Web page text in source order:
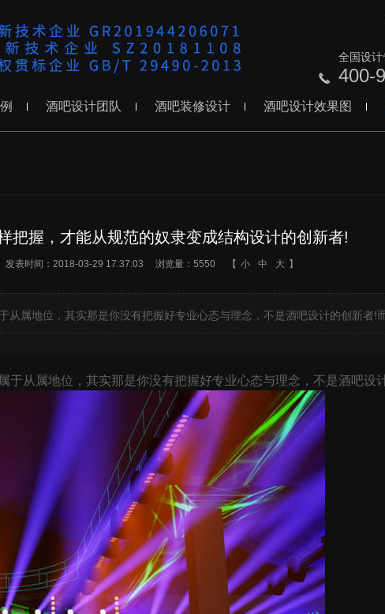
全国设计
400-
酒吧设计团队 酒吧装修设计 酒吧设计效果图
把握，才能从规范的奴隶变成结构设计的创新者!
发表时间：2018-03-29 17:37:03 浏览量：5550 【 小 中 大 】
属地位，其实那是你没有把握好专业心态与理念，不是酒吧设计的创新者!
于从属地位，其实那是你没有把握好专业心态与理念，不是酒吧设